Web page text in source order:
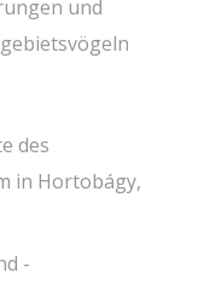
und
des
in Hortobágy,
-